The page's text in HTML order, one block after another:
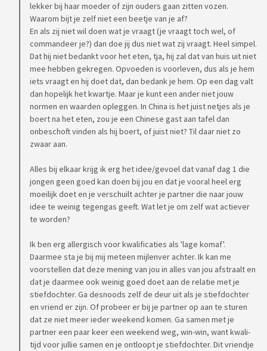
lekker bij haar moeder of zijn ouders gaan zitten vozen.
Waarom bijt je zelf niet een beetje van je af?
En als zij niet wil doen wat je vraagt (je vraagt toch wel, of
commandeer je?) dan doe jij dus niet wat zij vraagt. Heel simpel.
Dat hij niet bedankt voor het eten, tja, hij zal dat van huis uit niet
mee hebben gekregen. Opvoeden is voorleven, dus als je hem
iets vraagt en hij doet dat, dan bedank je hem. Op een dag valt
dan hopelijk het kwartje. Maar je kunt een ander niet jouw
normen en waarden opleggen. In China is het juist netjes als je
boert na het eten, zou je een Chinese gast aan tafel dan
onbeschoft vinden als hij boert, of juist niet? Til daar niet zo
zwaar aan.
Alles bij elkaar krijg ik erg het idee/gevoel dat vanaf dag 1 die
jongen geen goed kan doen bij jou en dat je vooral heel erg
moeilijk doet en je verschuilt achter je partner die naar jouw
idee te weinig tegengas geeft. Wat let je om zelf wat actiever
te worden?
Ik ben erg allergisch voor kwalificaties als 'lage komaf'.
Daarmee sta je bij mij meteen mijlenver achter. Ik kan me
voorstellen dat deze mening van jou in alles van jou afstraalt en
dat je daarmee ook weinig goed doet aan de relatie met je
stiefdochter. Ga desnoods zelf de deur uit als je stiefdochter
en vriend er zijn. Of probeer er bij je partner op aan te sturen
dat ze niet meer ieder weekend komen. Ga samen met je
partner een paar keer een weekend weg, win-win, want kwali-
tijd voor jullie samen en je ontloopt je stiefdochter. Dit vriendje